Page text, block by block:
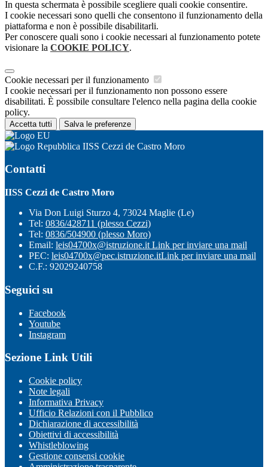
In questa schermata è possibile scegliere quali cookie consentire.
I cookie necessari sono quelli che consentono il funzionamento della
piattaforma e non è possibile disabilitarli.
Per conoscere quali sono i cookie necessari al funzionamento potete
visionare la COOKIE POLICY.
Cookie necessari per il funzionamento
I cookie necessari per il funzionamento non possono essere
disabilitati. È possibile consultare l'elenco nella pagina della cookie
policy.
Accetta tutti Salva le preferenze
IISS Cezzi de Castro Moro
Contatti
IISS Cezzi de Castro Moro
Via Don Luigi Sturzo 4, 73024 Maglie (Le)
Tel: 0836/428711 (plesso Cezzi)
Tel: 0836/504900 (plesso Moro)
Email: leis04700x@istruzione.it Link per inviare una mail
PEC: leis04700x@pec.istruzione.itLink per inviare una mail
C.F.: 92029240758
Seguici su
Facebook
Youtube
Instagram
Sezione Link Utili
Cookie policy
Note legali
Informativa Privacy
Ufficio Relazioni con il Pubblico
Dichiarazione di accessibilità
Obiettivi di accessibilità
Whistleblowing
Gestione consensi cookie